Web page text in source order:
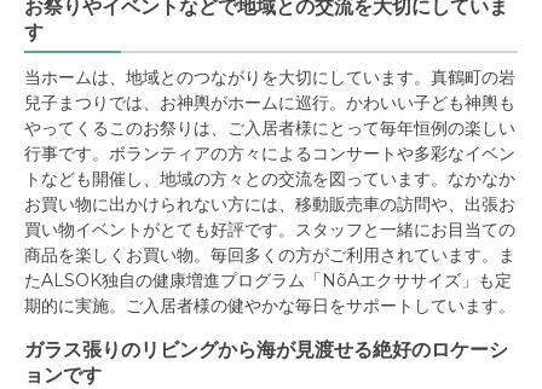
お祭りやイベントなどで地域との交流を大切にしていま
す
当ホームは、地域とのつながりを大切にしています。真鶴町の岩
兒子まつりでは、お神輿がホームに巡行。かわいい子ども神輿も
やってくるこのお祭りは、ご入居者様にとって毎年恒例の楽しい
行事です。ボランティアの方々によるコンサートや多彩なイベン
トなども開催し、地域の方々との交流を図っています。なかなか
お買い物に出かけられない方には、移動販売車の訪問や、出張お
買い物イベントがとても好評です。スタッフと一緒にお目当ての
商品を楽しくお買い物。毎回多くの方がご利用されています。ま
たALSOK独自の健康増進プログラム「NõAエクササイズ」も定
期的に実施。ご入居者様の健やかな毎日をサポートしています。
ガラス張りのリビングから海が見渡せる絶好のロケーシ
ョンです